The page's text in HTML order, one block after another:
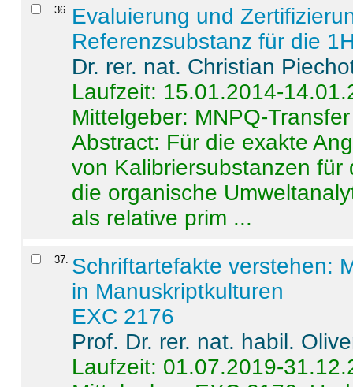
36. Evaluierung und
Referenzsubstanz für die
Dr. rer. nat. Christian
Laufzeit: 15.01.2014-
Mittelgeber: MNPQ-Transfer
Abstract: Für die exakte
von Kalibriersubstanzen
die organische
als relative prim ...
37. Schriftartefakte verstehen:
in Manuskriptkulturen
EXC 2176
Prof. Dr. rer. nat. habil.
Laufzeit: 01.07.2019-